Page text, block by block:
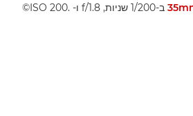
ב-1/200 שניות, f/1.8 ו-ISO 200. ‎©